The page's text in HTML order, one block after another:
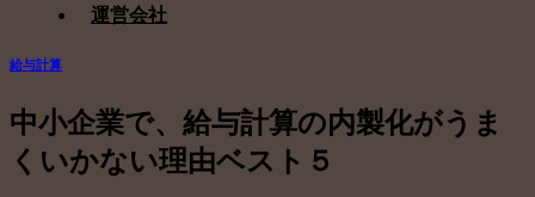
運営会社
給与計算
中小企業で、給与計算の内製化がうま
くいかない理由ベスト５